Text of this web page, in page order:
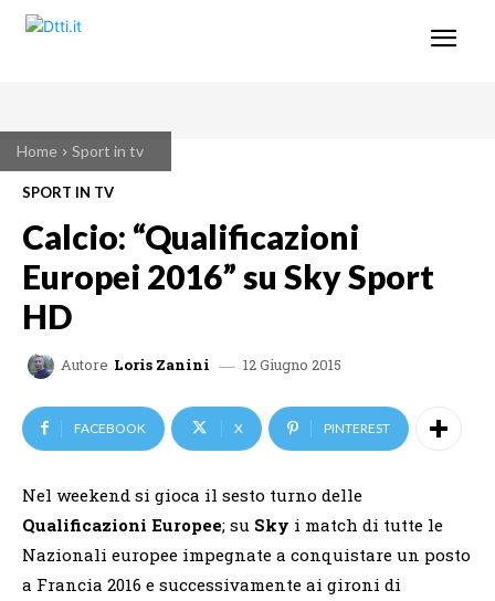
Home Sport in tv
SPORT IN TV
Calcio: “Qualificazioni
Europei 2016” su Sky Sport
HD
Autore Loris Zanini 12 Giugno 2015
FACEBOOK X PINTEREST
Nel weekend si gioca il sesto turno delle
Qualificazioni Europee; su Sky i match di tutte le
Nazionali europee impegnate a conquistare un posto
a Francia 2016 e successivamente ai gironi di